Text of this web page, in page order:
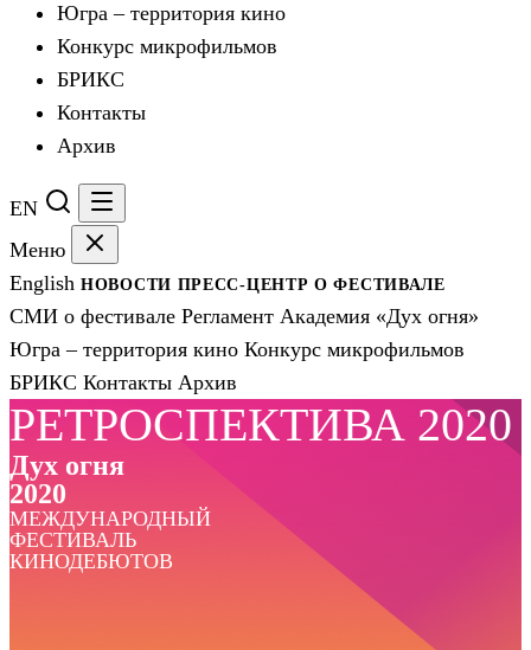
Югра – территория кино
Конкурс микрофильмов
БРИКС
Контакты
Архив
EN
Меню
English НОВОСТИ ПРЕСС-ЦЕНТРО ФЕСТИВАЛЕ
СМИ о фестивале Регламент Академия «Дух огня»
Югра – территория кино Конкурс микрофильмов
БРИКС Контакты Архив
РЕТРОСПЕКТИВА 2020
Дух огня
2020
МЕЖДУНАРОДНЫЙ
ФЕСТИВАЛЬ
КИНОДЕБЮТОВ